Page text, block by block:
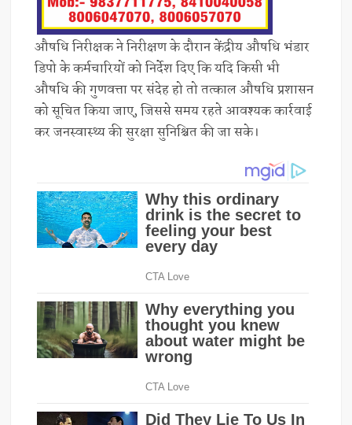
औषधि निरीक्षक ने निरीक्षण के दौरान केंद्रीय औषधि भंडार
डिपो के कर्मचारियों को निर्देश दिए कि यदि किसी भी
औषधि की गुणवत्ता पर संदेह हो तो तत्काल औषधि प्रशासन
को सूचित किया जाए, जिससे समय रहते आवश्यक कार्रवाई
कर जनस्वास्थ्य की सुरक्षा सुनिश्चित की जा सके।